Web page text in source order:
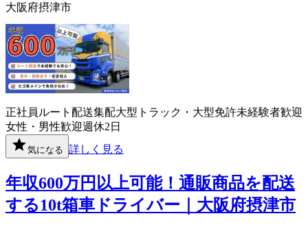
大阪府摂津市
正社員 ルート配送集配大型トラック・大型免許未経験者歓迎
女性・男性歓迎週休2日
気になる 詳しく見る
年収600万円以上可能！通販商品を配送
する10t箱車ドライバー｜大阪府摂津市